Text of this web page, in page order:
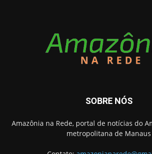
SOBRE NÓS
Amazônia na Rede, portal de notícias do
metropolitana de Manaus